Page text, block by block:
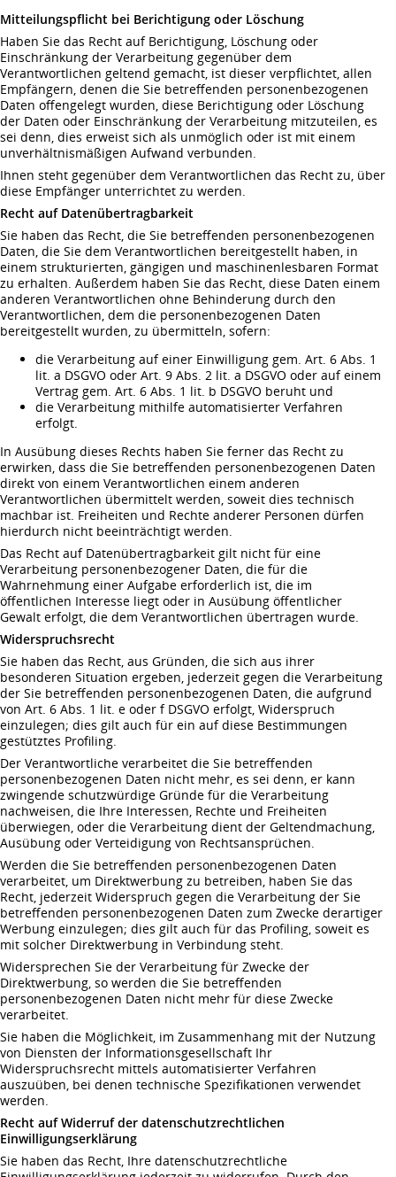
Mitteilungspflicht bei Berichtigung oder Löschung
Haben Sie das Recht auf Berichtigung, Löschung oder
Einschränkung der Verarbeitung gegenüber dem
Verantwortlichen geltend gemacht, ist dieser verpflichtet, allen
Empfängern, denen die Sie betreffenden personenbezogenen
Daten offengelegt wurden, diese Berichtigung oder Löschung
der Daten oder Einschränkung der Verarbeitung mitzuteilen, es
sei denn, dies erweist sich als unmöglich oder ist mit einem
unverhältnismäßigen Aufwand verbunden.
Ihnen steht gegenüber dem Verantwortlichen das Recht zu, über
diese Empfänger unterrichtet zu werden.
Recht auf Datenübertragbarkeit
Sie haben das Recht, die Sie betreffenden personenbezogenen
Daten, die Sie dem Verantwortlichen bereitgestellt haben, in
einem strukturierten, gängigen und maschinenlesbaren Format
zu erhalten. Außerdem haben Sie das Recht, diese Daten einem
anderen Verantwortlichen ohne Behinderung durch den
Verantwortlichen, dem die personenbezogenen Daten
bereitgestellt wurden, zu übermitteln, sofern:
die Verarbeitung auf einer Einwilligung gem. Art. 6 Abs. 1
lit. a DSGVO oder Art. 9 Abs. 2 lit. a DSGVO oder auf einem
Vertrag gem. Art. 6 Abs. 1 lit. b DSGVO beruht und
die Verarbeitung mithilfe automatisierter Verfahren
erfolgt.
In Ausübung dieses Rechts haben Sie ferner das Recht zu
erwirken, dass die Sie betreffenden personenbezogenen Daten
direkt von einem Verantwortlichen einem anderen
Verantwortlichen übermittelt werden, soweit dies technisch
machbar ist. Freiheiten und Rechte anderer Personen dürfen
hierdurch nicht beeinträchtigt werden.
Das Recht auf Datenübertragbarkeit gilt nicht für eine
Verarbeitung personenbezogener Daten, die für die
Wahrnehmung einer Aufgabe erforderlich ist, die im
öffentlichen Interesse liegt oder in Ausübung öffentlicher
Gewalt erfolgt, die dem Verantwortlichen übertragen wurde.
Widerspruchsrecht
Sie haben das Recht, aus Gründen, die sich aus ihrer
besonderen Situation ergeben, jederzeit gegen die Verarbeitung
der Sie betreffenden personenbezogenen Daten, die aufgrund
von Art. 6 Abs. 1 lit. e oder f DSGVO erfolgt, Widerspruch
einzulegen; dies gilt auch für ein auf diese Bestimmungen
gestütztes Profiling.
Der Verantwortliche verarbeitet die Sie betreffenden
personenbezogenen Daten nicht mehr, es sei denn, er kann
zwingende schutzwürdige Gründe für die Verarbeitung
nachweisen, die Ihre Interessen, Rechte und Freiheiten
überwiegen, oder die Verarbeitung dient der Geltendmachung,
Ausübung oder Verteidigung von Rechtsansprüchen.
Werden die Sie betreffenden personenbezogenen Daten
verarbeitet, um Direktwerbung zu betreiben, haben Sie das
Recht, jederzeit Widerspruch gegen die Verarbeitung der Sie
betreffenden personenbezogenen Daten zum Zwecke derartiger
Werbung einzulegen; dies gilt auch für das Profiling, soweit es
mit solcher Direktwerbung in Verbindung steht.
Widersprechen Sie der Verarbeitung für Zwecke der
Direktwerbung, so werden die Sie betreffenden
personenbezogenen Daten nicht mehr für diese Zwecke
verarbeitet.
Sie haben die Möglichkeit, im Zusammenhang mit der Nutzung
von Diensten der Informationsgesellschaft Ihr
Widerspruchsrecht mittels automatisierter Verfahren
auszuüben, bei denen technische Spezifikationen verwendet
werden.
Recht auf Widerruf der datenschutzrechtlichen
Einwilligungserklärung
Sie haben das Recht, Ihre datenschutzrechtliche